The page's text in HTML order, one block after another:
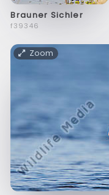
Brauner Sichler
f39346
Zoom